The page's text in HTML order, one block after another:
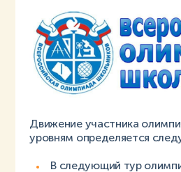
Движение участника
уровням определяется
В следующий тур